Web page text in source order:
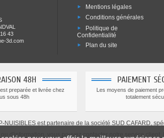
43
3d.com
Mentions légales
Conditions générales
Politique de
Confidentialité
Plan du site
48H
preparée et livrée chez
sous 48h
PAIEMENT
Les moyens de paiement
totalement
NUISIBLES est partenaire de la société SUD CAFARD,
ou d'information, vous pouvez contacter notre service